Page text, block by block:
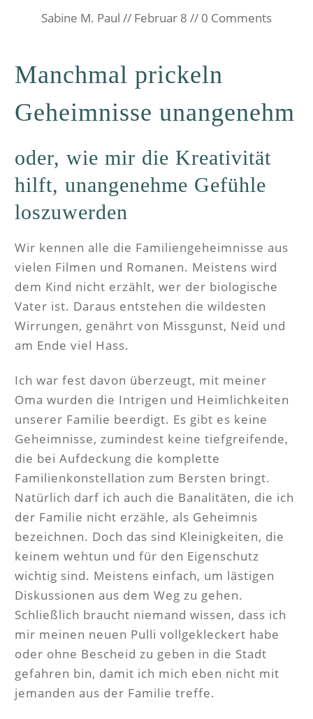
Sabine M. Paul // Februar 8 // 0 Comments
Manchmal prickeln
Geheimnisse unangenehm
oder, wie mir die Kreativität
hilft, unangenehme Gefühle
loszuwerden
Wir kennen alle die Familiengeheimnisse aus
vielen Filmen und Romanen. Meistens wird
dem Kind nicht erzählt, wer der biologische
Vater ist. Daraus entstehen die wildesten
Wirrungen, genährt von Missgunst, Neid und
am Ende viel Hass.
Ich war fest davon überzeugt, mit meiner
Oma wurden die Intrigen und Heimlichkeiten
unserer Familie beerdigt. Es gibt es keine
Geheimnisse, zumindest keine tiefgreifende,
die bei Aufdeckung die komplette
Familienkonstellation zum Bersten bringt.
Natürlich darf ich auch die Banalitäten, die ich
der Familie nicht erzähle, als Geheimnis
bezeichnen. Doch das sind Kleinigkeiten, die
keinem wehtun und für den Eigenschutz
wichtig sind. Meistens einfach, um lästigen
Diskussionen aus dem Weg zu gehen.
Schließlich braucht niemand wissen, dass ich
mir meinen neuen Pulli vollgekleckert habe
oder ohne Bescheid zu geben in die Stadt
gefahren bin, damit ich mich eben nicht mit
jemanden aus der Familie treffe.